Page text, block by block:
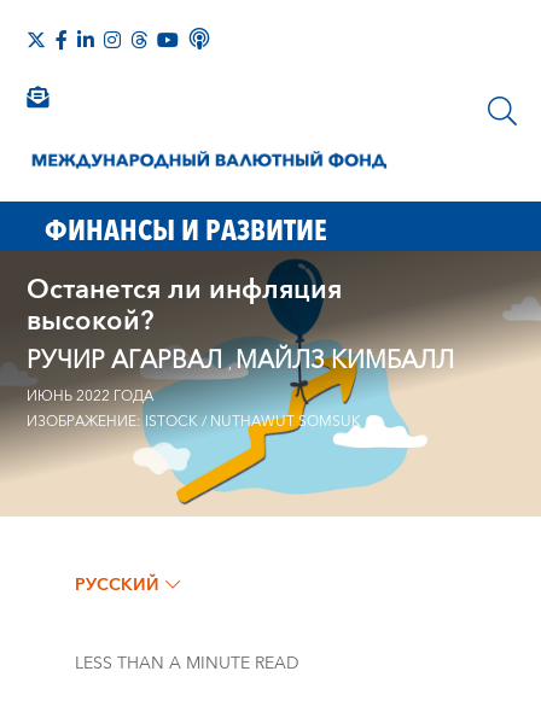
ФИНАНСЫ И РАЗВИТИЕ
Останется ли инфляция
высокой?
РУЧИР АГАРВАЛ,МАЙЛЗ КИМБАЛЛ
ИЮНЬ 2022 ГОДА
ИЗОБРАЖЕНИЕ: ISTOCK / NUTHAWUT SOMSUK
РУССКИЙ
LESS THAN A MINUTE READ